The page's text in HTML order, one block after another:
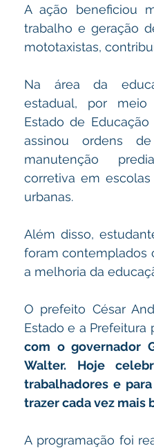
A ação beneficiou
trabalho e geração
mototaxistas,
Na área da
estadual, por
Estado de
assinou ordens
manutenção
corretiva em
urbanas.
Além disso,
foram contemplados
a melhoria da
O prefeito César
Estado e a
com o governador
Walter. Hoje
trabalhadores e
trazer cada vez mais
A programação foi